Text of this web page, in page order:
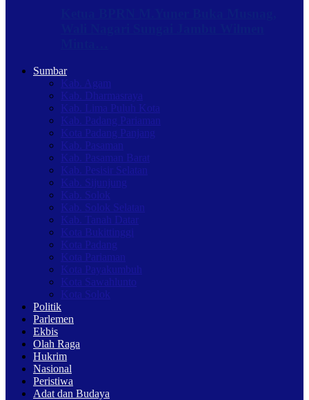
Sumbar
Kab. Agam
Kab. Dharmasraya
Kab. Lima Puluh Kota
Kab. Padang Pariaman
Kota Padang Panjang
Kab. Pasaman
Kab. Pasaman Barat
Kab. Pesisir Selatan
Kab. Sijunjung
Kab. Solok
Kab. Solok Selatan
Kab. Tanah Datar
Kota Bukittinggi
Kota Padang
Kota Pariaman
Kota Payakumbuh
Kota Sawahlunto
Kota Solok
Politik
Parlemen
Ekbis
Olah Raga
Hukrim
Nasional
Peristiwa
Adat dan Budaya